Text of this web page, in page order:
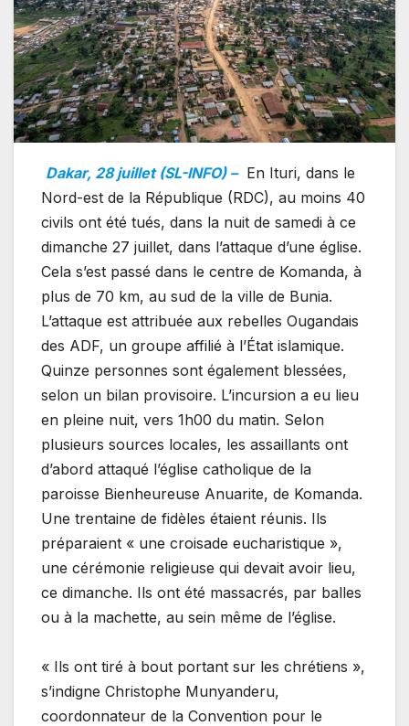
Dakar, 28 juillet (SL-INFO) – En Ituri, dans le
Nord-est de la République (RDC), au moins 40
civils ont été tués, dans la nuit de samedi à ce
dimanche 27 juillet, dans l’attaque d’une église.
Cela s’est passé dans le centre de Komanda, à
plus de 70 km, au sud de la ville de Bunia.
L’attaque est attribuée aux rebelles Ougandais
des ADF, un groupe affilié à l’État islamique.
Quinze personnes sont également blessées,
selon un bilan provisoire. L’incursion a eu lieu
en pleine nuit, vers 1h00 du matin. Selon
plusieurs sources locales, les assaillants ont
d’abord attaqué l’église catholique de la
paroisse Bienheureuse Anuarite, de Komanda.
Une trentaine de fidèles étaient réunis. Ils
préparaient « une croisade eucharistique »,
une cérémonie religieuse qui devait avoir lieu,
ce dimanche. Ils ont été massacrés, par balles
ou à la machette, au sein même de l’église.
« Ils ont tiré à bout portant sur les chrétiens »,
s’indigne Christophe Munyanderu,
coordonnateur de la Convention pour le